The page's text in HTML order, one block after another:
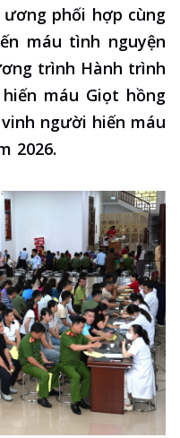
phối hợp cùng
máu tình nguyện
trình Hành trình
máu Giọt hồng
người hiến máu
2026.